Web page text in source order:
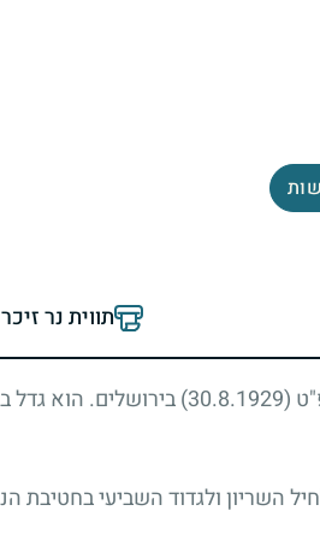
תווית נר
(30.8.1929) בירושלים. הוא גדל
ולגדוד השביעי בחטיבת